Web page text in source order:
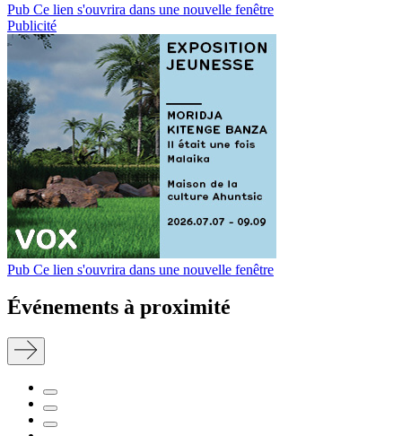
Pub Ce lien s'ouvrira dans une nouvelle fenêtre
Publicité
Pub Ce lien s'ouvrira dans une nouvelle fenêtre
Événements à proximité